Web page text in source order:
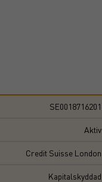
SE0018716201
Aktiv
Credit Suisse London
Kapitalskyddad